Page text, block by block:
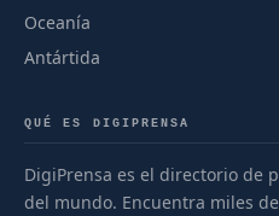
Oceanía
Antártida
QUÉ ES DIGIPRENSA
DigiPrensa es el directorio de
del mundo. Encuentra miles